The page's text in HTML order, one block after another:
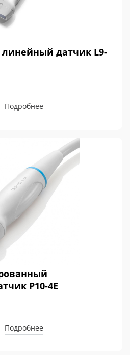
датчик L9-
Подробнее
P10-4E
Подробнее